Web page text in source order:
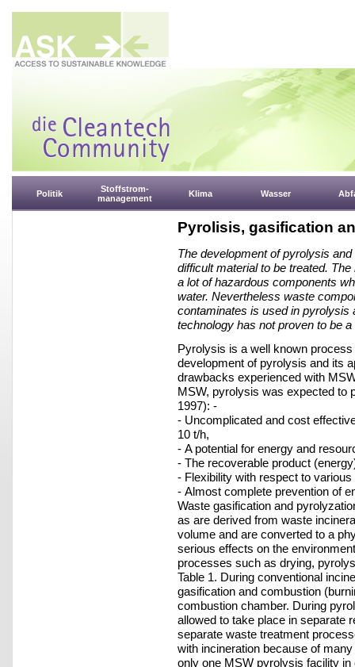
Politik
Stoffstrom-
management
Klima Wasser
Pyrolisis, gasification
The development of pyrolysis
difficult material to be treated.
a lot of hazardous components
water. Nevertheless waste
contaminates is used in pyrolysis
technology has not proven to be
Pyrolysis is a well known
development of pyrolysis and its
drawbacks experienced with
MSW, pyrolysis was expected to
1997): -
- Uncomplicated and cost
10 t/h,
- A potential for energy and
- The recoverable product
- Flexibility with respect to
- Almost complete prevention of
Waste gasification and
as are derived from waste
volume and are converted to a
serious effects on the
processes such as drying,
Table 1. During conventional
gasification and combustion
combustion chamber. During
allowed to take place in separate
separate waste treatment
with incineration because of
only one MSW pyrolysis facility